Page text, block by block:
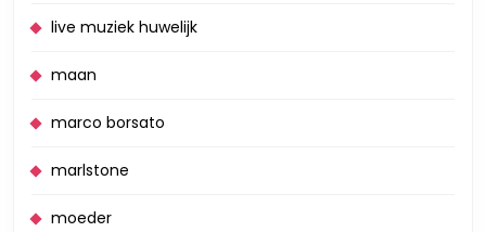
live muziek huwelijk
maan
marco borsato
marlstone
moeder